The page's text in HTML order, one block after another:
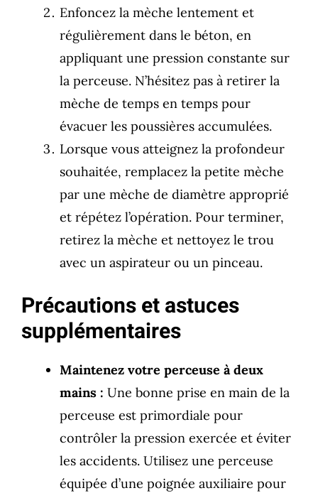
Enfoncez la mèche lentement et
régulièrement dans le béton, en
appliquant une pression constante sur
la perceuse. N’hésitez pas à retirer la
mèche de temps en temps pour
évacuer les poussières accumulées.
Lorsque vous atteignez la profondeur
souhaitée, remplacez la petite mèche
par une mèche de diamètre approprié
et répétez l’opération. Pour terminer,
retirez la mèche et nettoyez le trou
avec un aspirateur ou un pinceau.
Précautions et astuces
supplémentaires
Maintenez votre perceuse à deux
mains : Une bonne prise en main de la
perceuse est primordiale pour
contrôler la pression exercée et éviter
les accidents. Utilisez une perceuse
équipée d’une poignée auxiliaire pour